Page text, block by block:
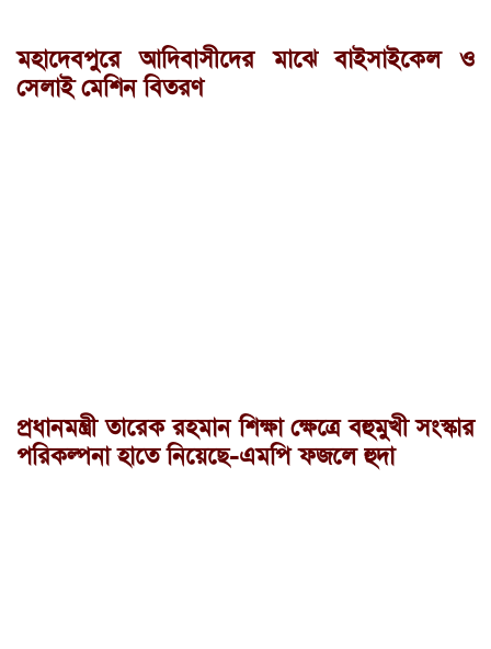
মহাদেবপুরে আদিবাসীদের মাঝে বাইসাইকেল ও
সেলাই মেশিন বিতরণ
প্রধানমন্ত্রী তারেক রহমান শিক্ষা ক্ষেত্রে বহুমুখী সংস্কার
পরিকল্পনা হাতে নিয়েছে-এমপি ফজলে হুদা